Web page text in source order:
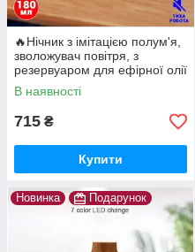
🔥Нічник з імітацією полум'я,
зволожувач повітря, з
резервуаром для ефірної олії
В наявності
715 ₴
Купити
Новинка Подарунок